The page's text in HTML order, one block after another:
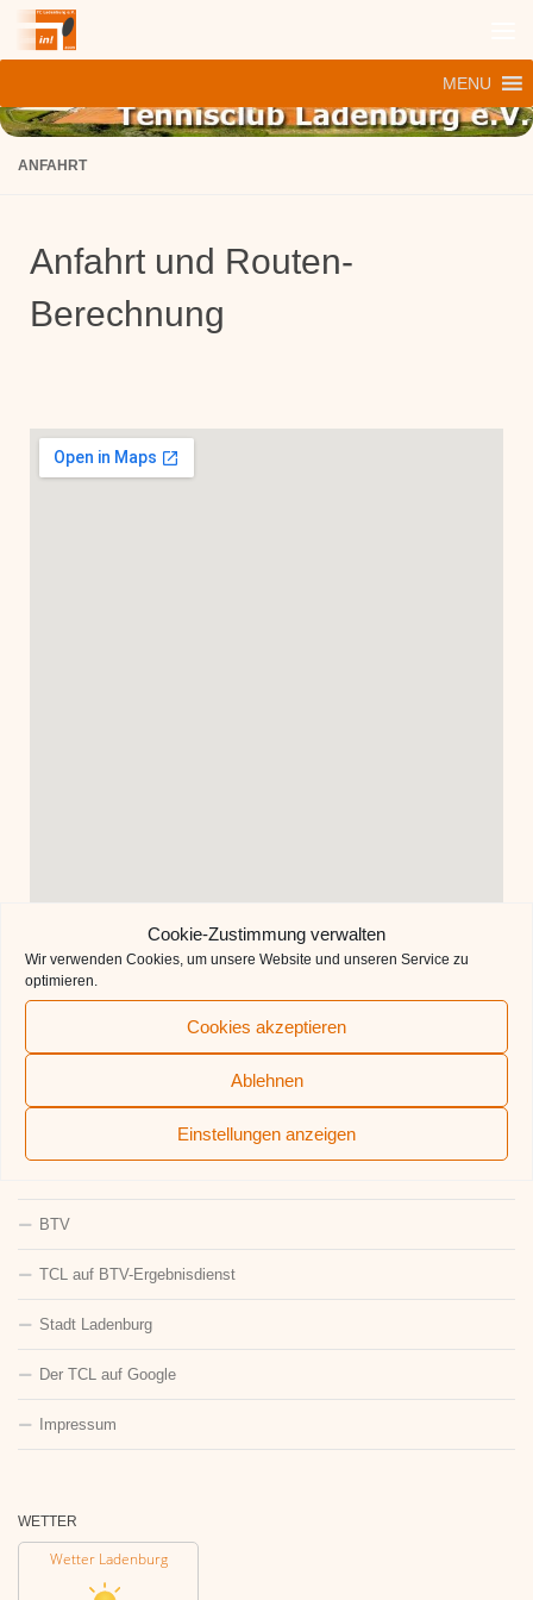
Cookie-Zustimmung verwalten
Wir verwenden Cookies, um unsere Website und unseren Service zu
optimieren.
Cookies akzeptieren
Ablehnen
Einstellungen anzeigen
Zum Inhalt springen
MENU
ANFAHRT
Anfahrt und Routen-
Berechnung
Der TCL-Förderverein
BTV
TCL auf BTV-Ergebnisdienst
Stadt Ladenburg
Der TCL auf Google
Impressum
WETTER
Wetter Ladenburg